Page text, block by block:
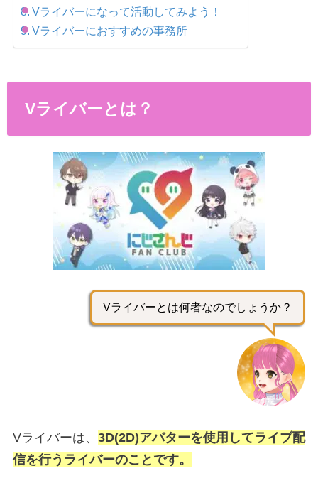
Vライバーになって活動してみよう！
Vライバーにおすすめの事務所
Vライバーとは？
Vライバーとは何者なのでしょうか？
Vライバーは、 3D(2D)アバターを使用してライブ配
信を行うライバーのことです。